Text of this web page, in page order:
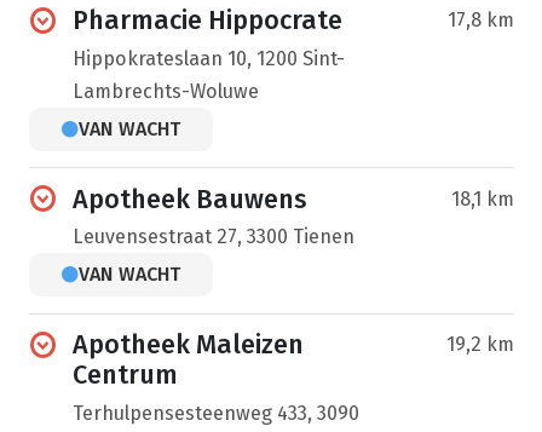
Pharmacie Hippocrate
Hippokrateslaan 10, 1200 Sint-
Lambrechts-Woluwe
VAN WACHT
17,8 km
Apotheek Bauwens
Leuvensestraat 27, 3300 Tienen
VAN WACHT
18,1 km
Apotheek Maleizen
Centrum
Terhulpensesteenweg 433, 3090
19,2 km